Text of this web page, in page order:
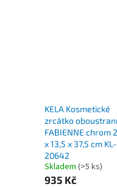
KELA Kosmetické
zrcátko
FABIENNE chrom
x 13,5 x 37,5 cm KL-
20642
Skladem (>5 ks)
935 Kč